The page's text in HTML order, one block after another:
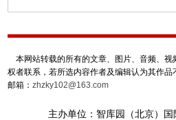
本网站转载的所有的文章、图片、音频、视
权者联系，若所选内容作者及编辑认为其作
邮箱： zhzky102@163.com
主办单位：智库园（北京）